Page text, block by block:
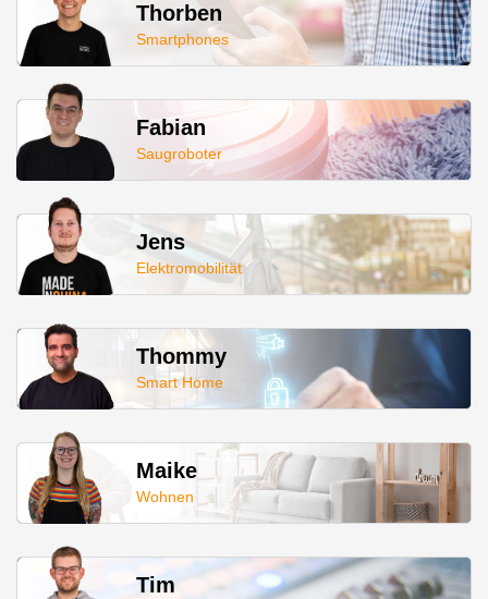
Thorben
Smartphones
Fabian
Saugroboter
Jens
Elektromobilität
Thommy
Smart Home
Maike
Wohnen
Tim